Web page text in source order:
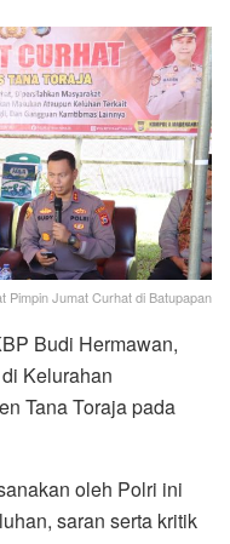
Pimpin Jumat Curhat di Batupapan
Budi Hermawan,
Kelurahan
Tana Toraja pada
oleh Polri ini
saran serta kritik